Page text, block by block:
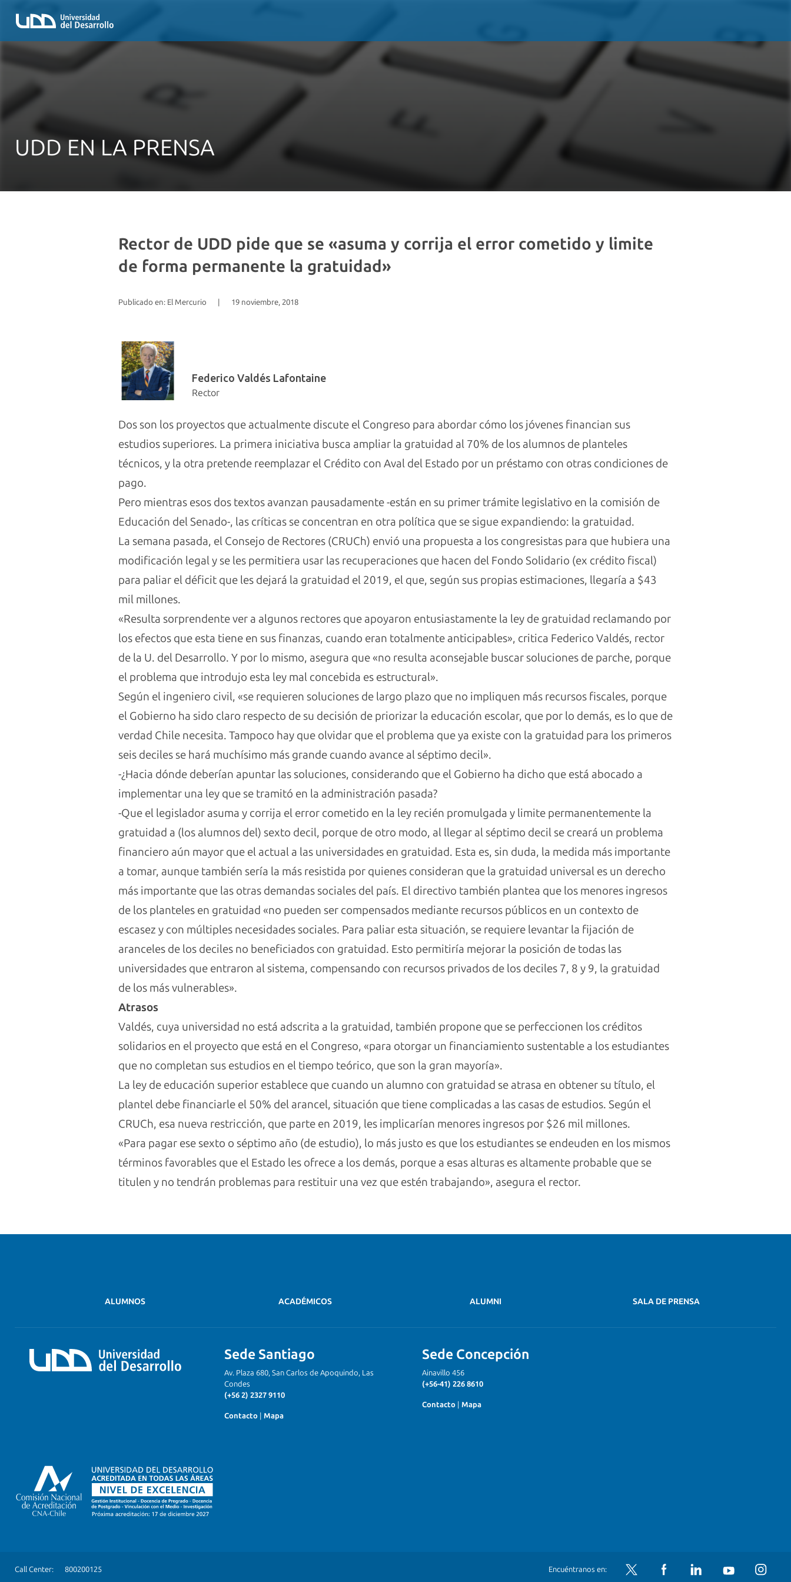
UDD EN LA PRENSA
Rector de UDD pide que se «asuma y corrija el error cometido y limite
de forma permanente la gratuidad»
Publicado en: El Mercurio 19 noviembre, 2018
Federico Valdés Lafontaine
Rector
Dos son los proyectos que actualmente discute el Congreso para abordar cómo los jóvenes financian sus
estudios superiores. La primera iniciativa busca ampliar la gratuidad al 70% de los alumnos de planteles
técnicos, y la otra pretende reemplazar el Crédito con Aval del Estado por un préstamo con otras condiciones de
pago.
Pero mientras esos dos textos avanzan pausadamente -están en su primer trámite legislativo en la comisión de
Educación del Senado-, las críticas se concentran en otra política que se sigue expandiendo: la gratuidad.
La semana pasada, el Consejo de Rectores (CRUCh) envió una propuesta a los congresistas para que hubiera una
modificación legal y se les permitiera usar las recuperaciones que hacen del Fondo Solidario (ex crédito fiscal)
para paliar el déficit que les dejará la gratuidad el 2019, el que, según sus propias estimaciones, llegaría a $43
mil millones.
«Resulta sorprendente ver a algunos rectores que apoyaron entusiastamente la ley de gratuidad reclamando por
los efectos que esta tiene en sus finanzas, cuando eran totalmente anticipables», critica Federico Valdés, rector
de la U. del Desarrollo. Y por lo mismo, asegura que «no resulta aconsejable buscar soluciones de parche, porque
el problema que introdujo esta ley mal concebida es estructural».
Según el ingeniero civil, «se requieren soluciones de largo plazo que no impliquen más recursos fiscales, porque
el Gobierno ha sido claro respecto de su decisión de priorizar la educación escolar, que por lo demás, es lo que de
verdad Chile necesita. Tampoco hay que olvidar que el problema que ya existe con la gratuidad para los primeros
seis deciles se hará muchísimo más grande cuando avance al séptimo decil».
-¿Hacia dónde deberían apuntar las soluciones, considerando que el Gobierno ha dicho que está abocado a
implementar una ley que se tramitó en la administración pasada?
-Que el legislador asuma y corrija el error cometido en la ley recién promulgada y limite permanentemente la
gratuidad a (los alumnos del) sexto decil, porque de otro modo, al llegar al séptimo decil se creará un problema
financiero aún mayor que el actual a las universidades en gratuidad. Esta es, sin duda, la medida más importante
a tomar, aunque también sería la más resistida por quienes consideran que la gratuidad universal es un derecho
más importante que las otras demandas sociales del país. El directivo también plantea que los menores ingresos
de los planteles en gratuidad «no pueden ser compensados mediante recursos públicos en un contexto de
escasez y con múltiples necesidades sociales. Para paliar esta situación, se requiere levantar la fijación de
aranceles de los deciles no beneficiados con gratuidad. Esto permitiría mejorar la posición de todas las
universidades que entraron al sistema, compensando con recursos privados de los deciles 7, 8 y 9, la gratuidad
de los más vulnerables».
Atrasos
Valdés, cuya universidad no está adscrita a la gratuidad, también propone que se perfeccionen los créditos
solidarios en el proyecto que está en el Congreso, «para otorgar un financiamiento sustentable a los estudiantes
que no completan sus estudios en el tiempo teórico, que son la gran mayoría».
La ley de educación superior establece que cuando un alumno con gratuidad se atrasa en obtener su título, el
plantel debe financiarle el 50% del arancel, situación que tiene complicadas a las casas de estudios. Según el
CRUCh, esa nueva restricción, que parte en 2019, les implicarían menores ingresos por $26 mil millones.
«Para pagar ese sexto o séptimo año (de estudio), lo más justo es que los estudiantes se endeuden en los mismos
términos favorables que el Estado les ofrece a los demás, porque a esas alturas es altamente probable que se
titulen y no tendrán problemas para restituir una vez que estén trabajando», asegura el rector.
ALUMNOS ACADÉMICOS ALUMNI SALA DE PRENSA
Sede Santiago
Av. Plaza 680, San Carlos de Apoquindo, Las
Condes
(+56 2) 2327 9110
Contacto Mapa
Sede Concepción
Ainavillo 456
(+56-41) 226 8610
Contacto Mapa
Call Center: 800200125 Encuéntranos en: Twitter FacebookLinkedIn YouTube Instagram